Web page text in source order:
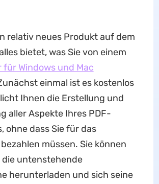
relativ neues Produkt auf dem
bietet, was Sie von einem
für Windows und Mac
einmal ist es kostenlos
Ihnen die Erstellung und
aller Aspekte Ihres PDF-
ohne dass Sie für das
müssen. Sie können
die untenstehende
herunterladen und sich seine